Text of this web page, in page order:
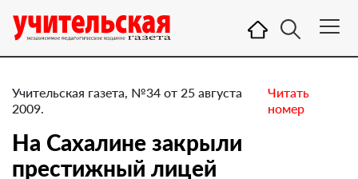
Учительская газета, №34 от 25 августа
2009.
Читать
номер
На Сахалине закрыли
престижный лицей